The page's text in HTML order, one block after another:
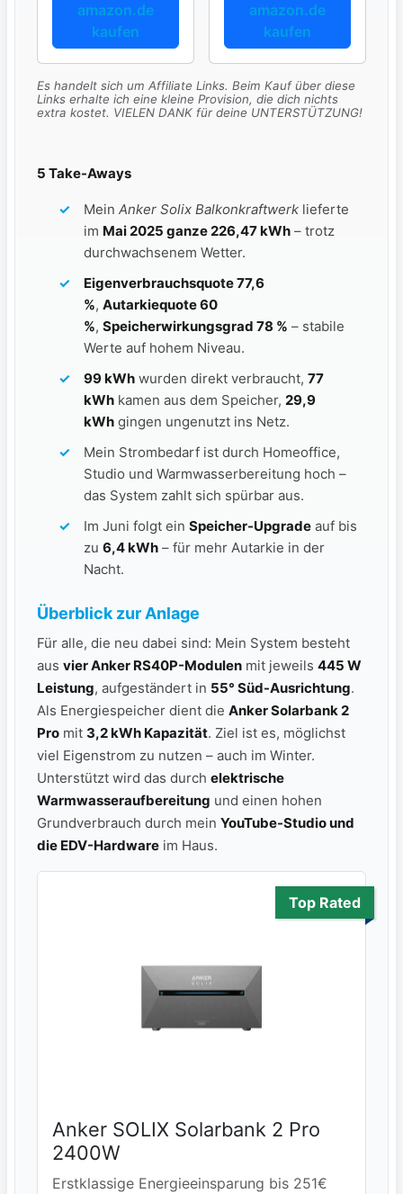
amazon.de
kaufen
amazon.de
kaufen
Es handelt sich um Affiliate Links. Beim Kauf über diese
Links erhalte ich eine kleine Provision, die dich nichts
extra kostet. VIELEN DANK für deine UNTERSTÜTZUNG!
5 Take-Aways
Mein Anker Solix Balkonkraftwerk lieferte
im Mai 2025 ganze 226,47 kWh – trotz
durchwachsenem Wetter.
Eigenverbrauchsquote 77,6
%, Autarkiequote 60
%, Speicherwirkungsgrad 78 % – stabile
Werte auf hohem Niveau.
99 kWh wurden direkt verbraucht, 77
kWh kamen aus dem Speicher, 29,9
kWh gingen ungenutzt ins Netz.
Mein Strombedarf ist durch Homeoffice,
Studio und Warmwasserbereitung hoch –
das System zahlt sich spürbar aus.
Im Juni folgt ein Speicher-Upgrade auf bis
zu 6,4 kWh – für mehr Autarkie in der
Nacht.
Überblick zur Anlage
Für alle, die neu dabei sind: Mein System besteht
aus vier Anker RS40P-Modulen mit jeweils 445 W
Leistung, aufgeständert in 55° Süd-Ausrichtung.
Als Energiespeicher dient die Anker Solarbank 2
Pro mit 3,2 kWh Kapazität. Ziel ist es, möglichst
viel Eigenstrom zu nutzen – auch im Winter.
Unterstützt wird das durch elektrische
Warmwasseraufbereitung und einen hohen
Grundverbrauch durch mein YouTube-Studio und
die EDV-Hardware im Haus.
Top Rated
Anker SOLIX Solarbank 2 Pro
2400W
Erstklassige Energieeinsparung bis 251€